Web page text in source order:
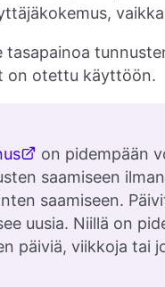
tasapainoa
on otettu käyttöön.
on pidempään
saamiseen
saamiseen.
uusia. Niillä on
päiviä, viikkoja tai